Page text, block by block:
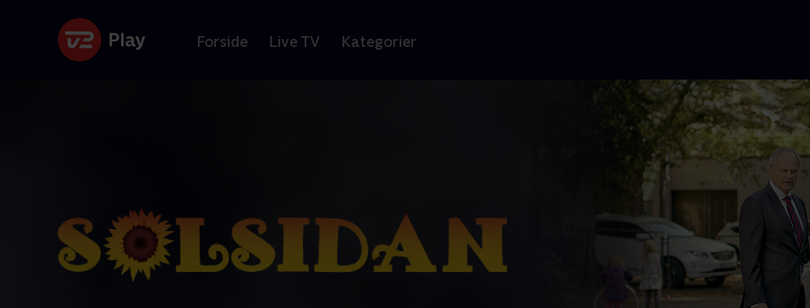
Forside Live TV Kategorier